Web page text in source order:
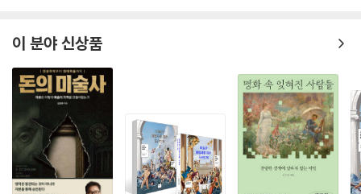
이 분야 신상품